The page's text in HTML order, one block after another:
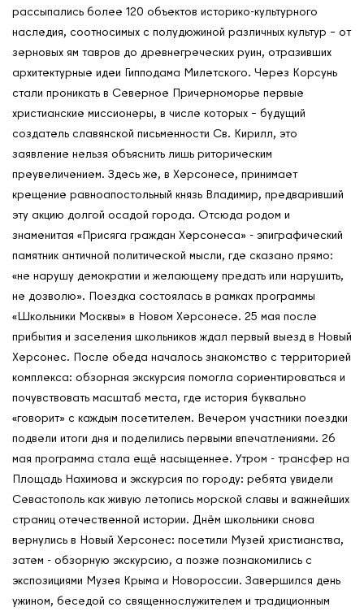
О нас
Мероприятия
Обмен опытом
САШ ЮНЕСКО в РФ
Новости
Международные дни
Кафедры ЮНЕСКО РФ
рассыпались более 120 объектов историко-культурного
наследия, соотносимых с полудюжиной различных культур – от
зерновых ям тавров до древнегреческих руин, отразивших
архитектурные идеи Гипподама Милетского. Через Корсунь
стали проникать в Северное Причерноморье первые
христианские миссионеры, в числе которых – будущий
создатель славянской письменности Св. Кирилл, это
заявление нельзя объяснить лишь риторическим
преувеличением. Здесь же, в Херсонесе, принимает
крещение равноапостольный князь Владимир, предваривший
эту акцию долгой осадой города. Отсюда родом и
знаменитая «Присяга граждан Херсонеса» - эпиграфический
памятник античной политической мысли, где сказано прямо:
«не нарушу демократии и желающему предать или нарушить,
не дозволю». Поездка состоялась в рамках программы
«Школьники Москвы» в Новом Херсонесе. 25 мая после
прибытия и заселения школьников ждал первый выезд в Новый
Херсонес. После обеда началось знакомство с территорией
комплекса: обзорная экскурсия помогла сориентироваться и
почувствовать масштаб места, где история буквально
«говорит» с каждым посетителем. Вечером участники поездки
подвели итоги дня и поделились первыми впечатлениями. 26
мая программа стала ещё насыщеннее. Утром - трансфер на
Площадь Нахимова и экскурсия по городу: ребята увидели
Севастополь как живую летопись морской славы и важнейших
страниц отечественной истории. Днём школьники снова
вернулись в Новый Херсонес: посетили Музей христианства,
затем - обзорную экскурсию, а позже познакомились с
экспозициями Музея Крыма и Новороссии. Завершился день
ужином, беседой со священнослужителем и традиционным